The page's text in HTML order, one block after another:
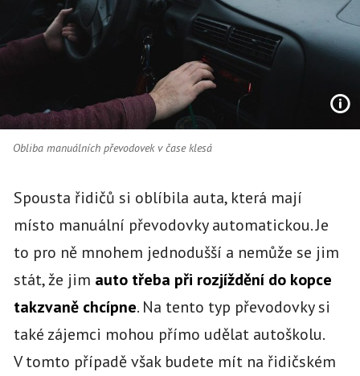
Obliba manuálních převodovek v čase klesá
Spousta řidičů si oblíbila auta, která mají
místo manuální převodovky automatickou. Je
to pro ně mnohem jednodušší a nemůže se jim
stát, že jim auto třeba při rozjíždění do kopce
takzvaně chcípne. Na tento typ převodovky si
také zájemci mohou přímo udělat autoškolu.
V tomto případě však budete mít na řidičském